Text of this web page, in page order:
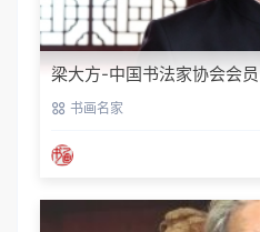
梁大方-中国书法家协会会员
书画名家